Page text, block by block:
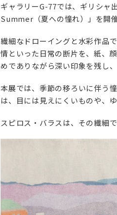
ギャラリーG-77では、ギリシ
Summer（夏への憧れ）」を開
繊細なドローイングと水彩作品
情といった日常の断片を、紙、
めでありながら深い印象を残し
本展では、季節の移ろいに伴う
は、目には見えにくいものや、
スピロス・バラスは、その繊細